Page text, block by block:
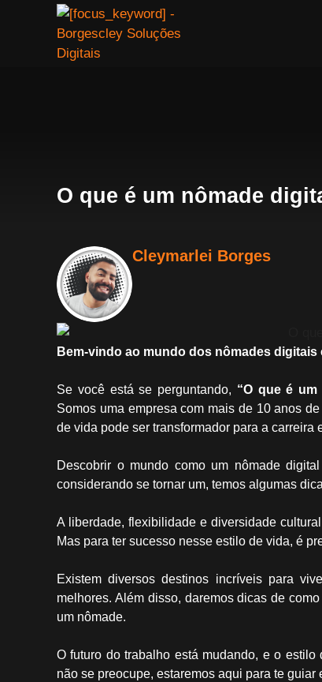
O que é um nômade
Cleymarlei Borges
Bem-vindo ao mundo dos nômades
Se você está se perguntando, “O que é um
Somos uma empresa com mais de 10 anos
de vida pode ser transformador para a carreira
Descobrir o mundo como um nômade
considerando se tornar um, temos algumas
A liberdade, flexibilidade e diversidade
Mas para ter sucesso nesse estilo de vida, é
Existem diversos destinos incríveis para
melhores. Além disso, daremos dicas de
um nômade.
O futuro do trabalho está mudando, e o
não se preocupe, estaremos aqui para te